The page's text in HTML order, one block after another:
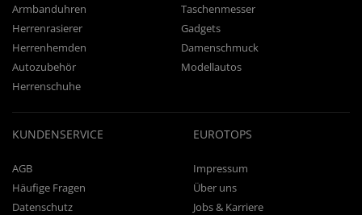
Armbanduhren
Taschenmesser
Herrenrasierer
Gadgets
Herrenhemden
Damenschmuck
Autozubehör
Modellautos
Herrenschuhe
KUNDENSERVICE
AGB
Häufige Fragen
Datenschutz
EUROTOPS
Impressum
Über uns
Jobs & Karriere